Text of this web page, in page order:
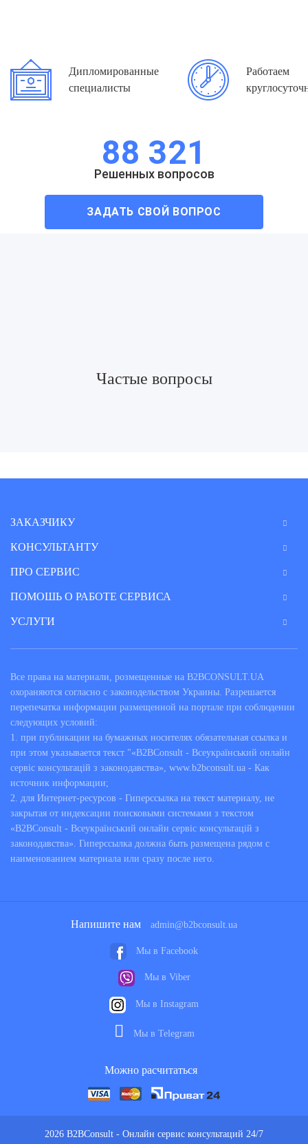
Дипломированные
специалисты
Работаем
88 321
Решенных вопросов
ЗАДАТЬ СВОЙ ВОПРОС
Частые вопросы
ЗАКАЗЧИКУ
КОНСУЛЬТАНТУ
ПРО СЕРВИС
ПОМОШЬ О РАБОТЕ СЕРВИСА
УСЛУГИ
Все права на материали, розмещенные на B2BCONSULT.UA
охораняются согласно с законодельством Украины. Разрешается
перепечатка информации размещенной на портале при соблюдении
следующих условий:
1. при публикации на бумажных носителях обязательная ссылка и
при этом указывается текст "«B2BConsult - Всеукраїнський онлайн
сервіс консультацій з законодавства», www.b2bconsult.ua - Как
источник информации;
2. для Интернет-ресурсов - Гиперссылка на текст материалу, не
закрытая от индексации поисковыми системами з текстом
«B2BConsult - Всеукраїнський онлайн сервіс консультацій з
законодавства». Гиперссылка должна быть размещена рядом с
наименованием материала или сразу после него.
2026 B2BConsult - Онлайн сервис консультаций 24/7
Напишите нам admin@b2bconsult.ua
Мы в Facebook
Мы в Viber
Мы в Instagram
Мы в Telegram
Можно расчитаться